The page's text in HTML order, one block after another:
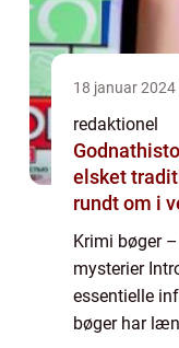
18 januar 2024
redaktionel
elsket
rundt om i
Krimi bøger
mysterier
essentielle
bøger har